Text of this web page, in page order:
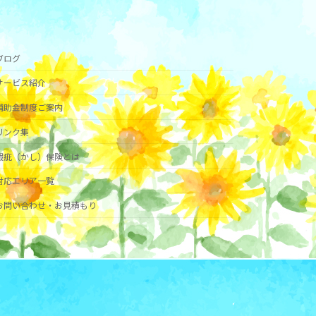
ログ
ービス紹介
助金制度ご案内
ンク集
疵（かし）保険とは
応エリア一覧
問い合わせ・お見積もり